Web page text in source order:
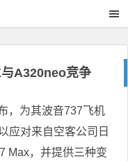
A320neo竞争
，为其波音737飞机
应对来自空客公司日
Max，并提供三种变